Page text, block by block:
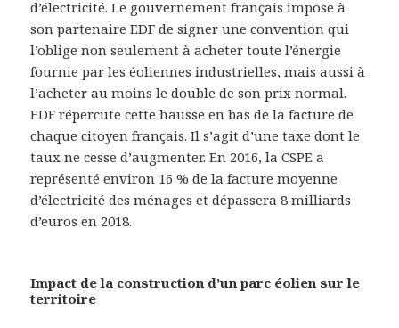
d’électricité. Le gouvernement français impose à
son partenaire EDF de signer une convention qui
l’oblige non seulement à acheter toute l’énergie
fournie par les éoliennes industrielles, mais aussi à
l’acheter au moins le double de son prix normal.
EDF répercute cette hausse en bas de la facture de
chaque citoyen français. Il s’agit d’une taxe dont le
taux ne cesse d’augmenter. En 2016, la CSPE a
représenté environ 16 % de la facture moyenne
d’électricité des ménages et dépassera 8 milliards
d’euros en 2018.
Impact de la construction d’un parc éolien sur le
territoire